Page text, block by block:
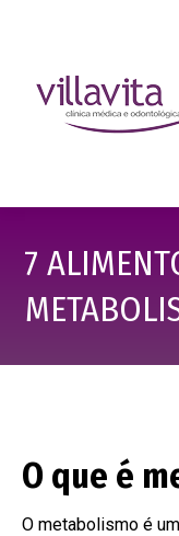
7
O que é
O metabolismo é